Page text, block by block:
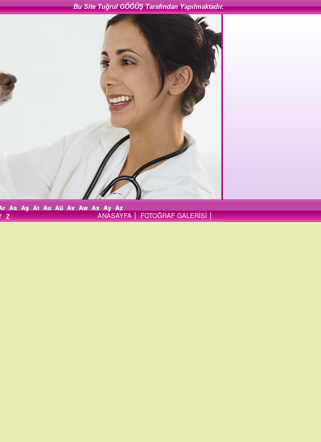
Bu Site Tuğrul GÖĞÜŞ Tarafından Yapılmaktadır.
As Aş At Au Aü Av Aw Ax Ay Az
Z ANASAYFA | FOTOĞRAF GALERİSİ |